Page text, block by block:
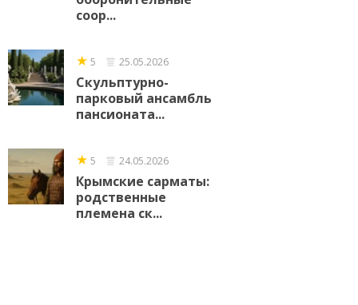
соор...
★ 5 25.05.2026
Скульптурно-
парковый ансамбль
пансионата...
★ 5 24.05.2026
Крымские сарматы:
родственные
племена ск...